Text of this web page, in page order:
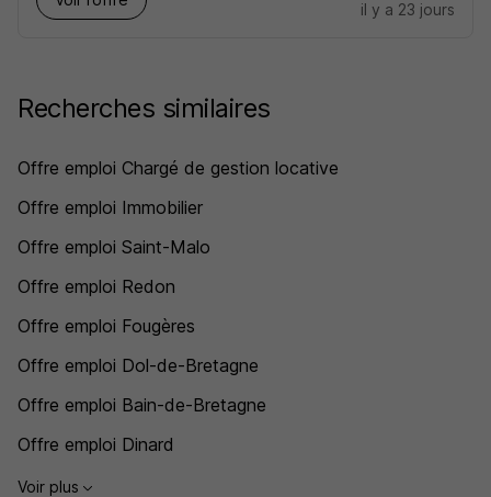
il y a 23 jours
Recherches similaires
Offre emploi Chargé de gestion locative
Offre emploi Immobilier
Offre emploi Saint-Malo
Offre emploi Redon
Offre emploi Fougères
Offre emploi Dol-de-Bretagne
Offre emploi Bain-de-Bretagne
Offre emploi Dinard
Voir plus